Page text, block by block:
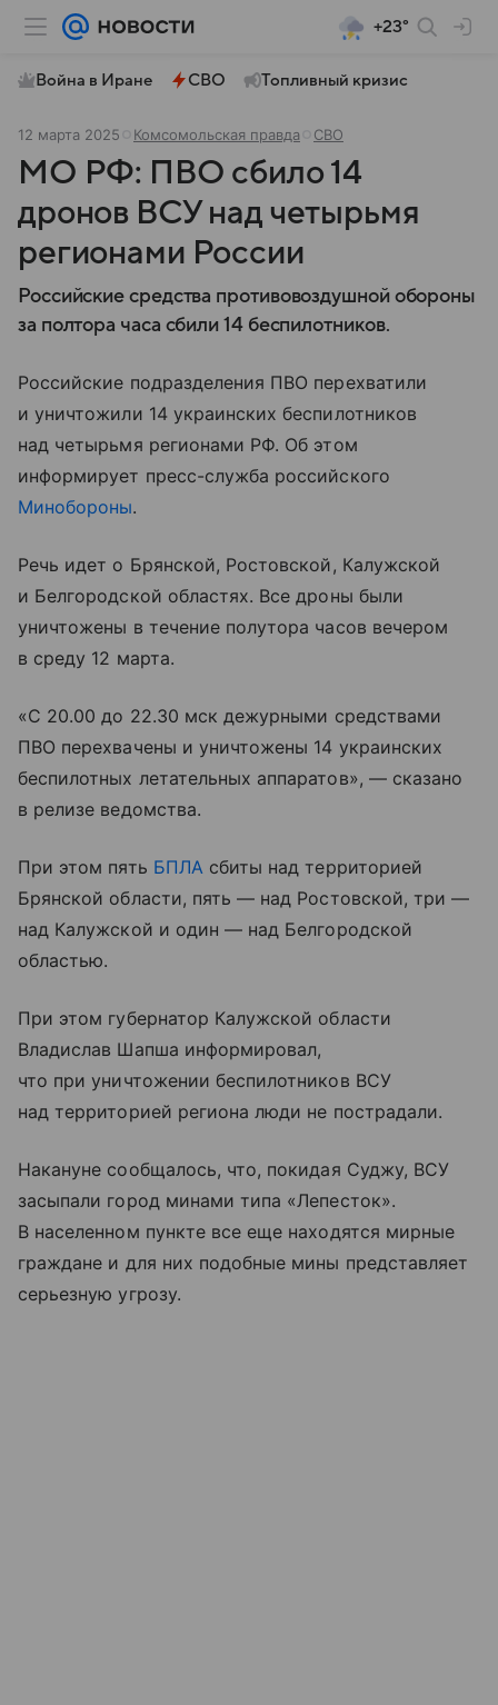
+23°
Война в Иране СВО Топливный кризис
12 марта 2025 Комсомольская правда СВО
МО РФ: ПВО сбило 14
дронов ВСУ над четырьмя
регионами России
Российские средства противовоздушной обороны
за полтора часа сбили 14 беспилотников.
Российские подразделения ПВО перехватили
и уничтожили 14 украинских беспилотников
над четырьмя регионами РФ. Об этом
информирует пресс-служба российского
Минобороны.
Речь идет о Брянской, Ростовской, Калужской
и Белгородской областях. Все дроны были
уничтожены в течение полутора часов вечером
в среду 12 марта.
«С 20.00 до 22.30 мск дежурными средствами
ПВО перехвачены и уничтожены 14 украинских
беспилотных летательных аппаратов», — сказано
в релизе ведомства.
При этом пять БПЛАсбиты над территорией
Брянской области, пять — над Ростовской, три —
над Калужской и один — над Белгородской
областью.
При этом губернатор Калужской области
Владислав Шапша информировал,
что при уничтожении беспилотников ВСУ
над территорией региона люди не пострадали.
Накануне сообщалось, что, покидая Суджу, ВСУ
засыпали город минами типа «Лепесток».
В населенном пункте все еще находятся мирные
граждане и для них подобные мины представляет
серьезную угрозу.